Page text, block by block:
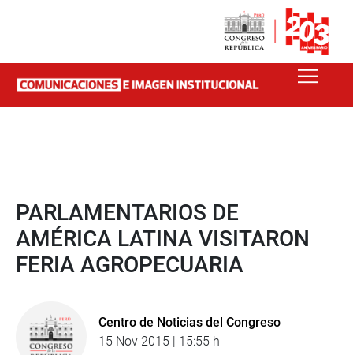
PARLAMENTARIOS DE
AMÉRICA LATINA VISITARON
FERIA AGROPECUARIA
Centro de Noticias del Congreso
15 Nov 2015 | 15:55 h